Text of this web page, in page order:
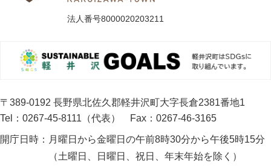
法人番号8000020203211
〒389-0192 長野県北佐久郡軽井沢町大字長倉2381番地1
Tel：0267-45-8111（代表）
Fax：0267-46-3165
開庁日時： 月曜日から金曜日の午前8時30分から午後5時15分
（土曜日、日曜日、祝日、年末年始を除く）